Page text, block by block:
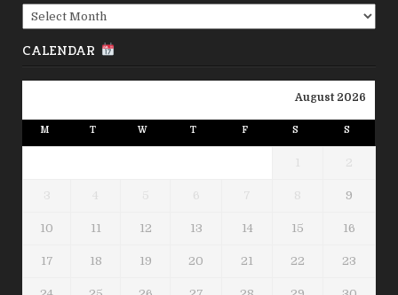
Archives
CALENDAR
August 2026
M T W T F S S
1 2
3 4 5 6 7 8 9
10 11 12 13 14 15 16
17 18 19 20 21 22 23